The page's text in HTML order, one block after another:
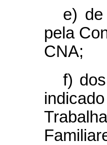
e) de
pela
CNA;
f)